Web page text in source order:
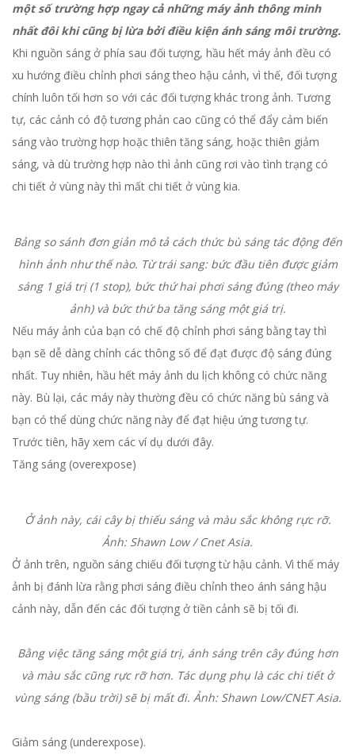
một số trường hợp ngay cả những máy ảnh thông minh
nhất đôi khi cũng bị lừa bởi điều kiện ánh sáng môi trường.
Khi nguồn sáng ở phía sau đối tượng, hầu hết máy ảnh đều có
xu hướng điều chỉnh phơi sáng theo hậu cảnh, vì thế, đối tượng
chính luôn tối hơn so với các đối tượng khác trong ảnh. Tương
tự, các cảnh có độ tương phản cao cũng có thể đẩy cảm biến
sáng vào trường hợp hoặc thiên tăng sáng, hoặc thiên giảm
sáng, và dù trường hợp nào thì ảnh cũng rơi vào tình trạng có
chi tiết ở vùng này thì mất chi tiết ở vùng kia.
Bảng so sánh đơn giản mô tả cách thức bù sáng tác động đến
hình ảnh như thế nào. Từ trái sang: bức đầu tiên được giảm
sáng 1 giá trị (1 stop), bức thứ hai phơi sáng đúng (theo máy
ảnh) và bức thứ ba tăng sáng một giá trị.
Nếu máy ảnh của bạn có chế độ chỉnh phơi sáng bằng tay thì
bạn sẽ dễ dàng chỉnh các thông số để đạt được độ sáng đúng
nhất. Tuy nhiên, hầu hết máy ảnh du lịch không có chức năng
này. Bù lại, các máy này thường đều có chức năng bù sáng và
bạn có thể dùng chức năng này để đạt hiệu ứng tương tự.
Trước tiên, hãy xem các ví dụ dưới đây.
Tăng sáng (overexpose)
Ở ảnh này, cái cây bị thiếu sáng và màu sắc không rực rỡ.
Ảnh: Shawn Low / Cnet Asia.
Ở ảnh trên, nguồn sáng chiếu đối tượng từ hậu cảnh. Vì thế máy
ảnh bị đánh lừa rằng phơi sáng điều chỉnh theo ánh sáng hậu
cảnh này, dẫn đến các đối tượng ở tiền cảnh sẽ bị tối đi.
Bằng việc tăng sáng một giá trị, ánh sáng trên cây đúng hơn
và màu sắc cũng rực rỡ hơn. Tác dụng phụ là các chi tiết ở
vùng sáng (bầu trời) sẽ bị mất đi. Ảnh: Shawn Low/CNET Asia.
Giảm sáng (underexpose).